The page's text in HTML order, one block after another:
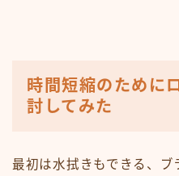
時間短縮のために
討してみた
最初は水拭きもできる、ブ